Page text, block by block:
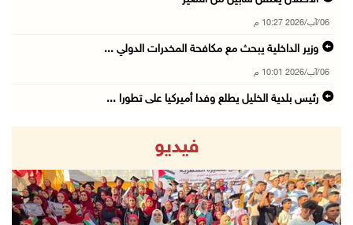
06/آب/2026 10:27 م
وزير الداخلية يبحث مع مكافحة المخدرات الدولي ...
06/آب/2026 10:01 م
رئيس بلدية الخليل يطلع وفدا أميركيا على تطورا ...
06/آب/2026 09:17 م
إصابة مسن بجروح ورضوض إثر اعتداء جيش الاحتلال ...
06/آب/2026 09:13 م
فيديو